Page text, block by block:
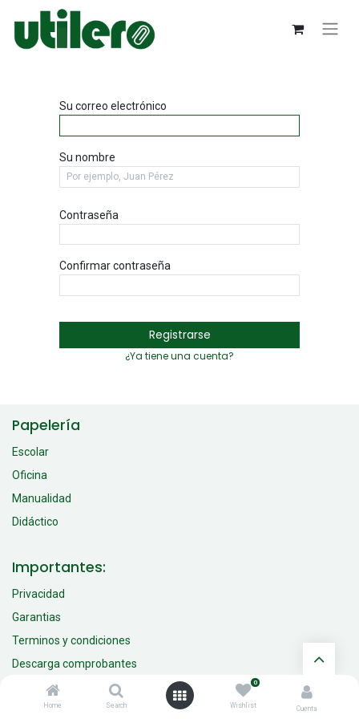
Home Search
0
Wishlist Cuenta
Su correo electrónico
Su nombre
Contraseña
Confirmar contraseña
Registrarse
¿Ya tiene una cuenta?
Papelería
Escolar
Oficina
Manualidad
Didáctico
Importantes:
Privacidad
Garantias
Terminos y condiciones
Descarga comprobantes
Síguenos